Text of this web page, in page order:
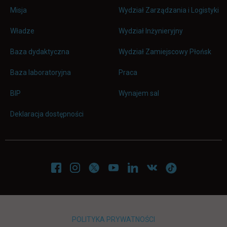
Misja
Władze
Baza dydaktyczna
Baza laboratoryjna
BIP
Deklaracja dostępności
Wydział Zarządzania i Logistyki
Wydział Inżynieryjny
Wydział Zamiejscowy Płońsk
Praca
Wynajem sal
POLITYKA PRYWATNOŚCI